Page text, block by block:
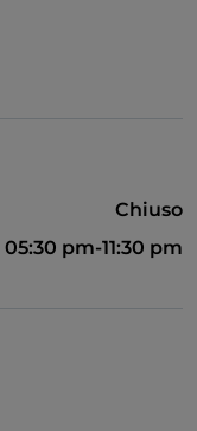
Chiuso
05:30 pm-11:30 pm